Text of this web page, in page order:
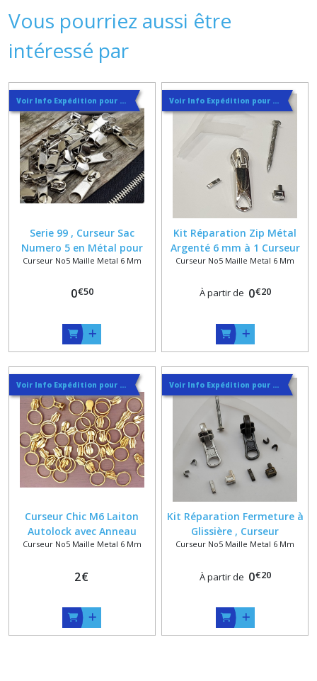
Vous pourriez aussi être
intéressé par
Voir Info Expédition pour Régler les Frais de Port au Meilleur Prix , En haut d'ecran à Droite
Serie 99 , Curseur Sac
Numero 5 en Métal pour
Fermeture à Glissière
Argent
Curseur No5 Maille Metal 6 Mm
0€50
Voir Info Expédition pour Régler les Frais de Port au Meilleur Prix , En haut d'ecran à Droite
Kit Réparation Zip Métal
Argenté 6 mm à 1 Curseur
ou Double Curseurs Bouche
Curseur No5 Maille Metal 6 Mm
À partir de 0€20
Voir Info Expédition pour Régler les Frais de Port au Meilleur Prix , En haut d'ecran à Droite
Curseur Chic M6 Laiton
Autolock avec Anneau
Fermé 19/24/3
Curseur No5 Maille Metal 6 Mm
2€
Voir Info Expédition pour Régler les Frais de Port au Meilleur Prix , En haut d'ecran à Droite
Kit Réparation Fermeture à
Glissière , Curseur
Réversible YKK Métal 5 +
Curseur No5 Maille Metal 6 Mm
À partir de 0€20